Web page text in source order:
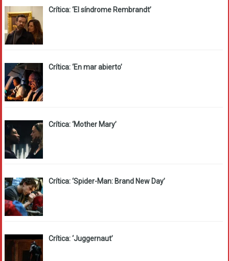
Crítica: ‘El síndrome Rembrandt’
Crítica: ‘En mar abierto’
Crítica: ‘Mother Mary’
Crítica: ‘Spider-Man: Brand New Day’
Crítica: ‘Juggernaut’